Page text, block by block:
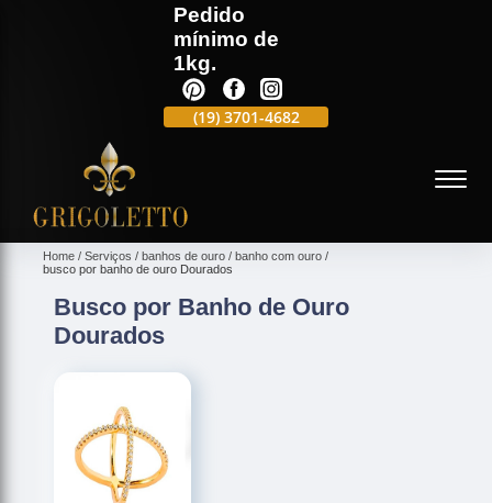
Pedido
mínimo de
1kg.
(19)3701-4682
Home Serviços banhos de ouro
banho com ouro
busco por banho de ouro Dourados
Busco por Banho de Ouro
Dourados